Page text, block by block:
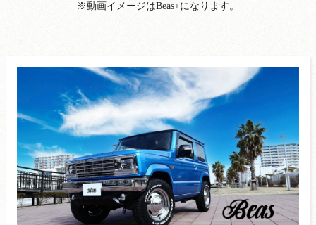
※動画イメージはBeas+になります。